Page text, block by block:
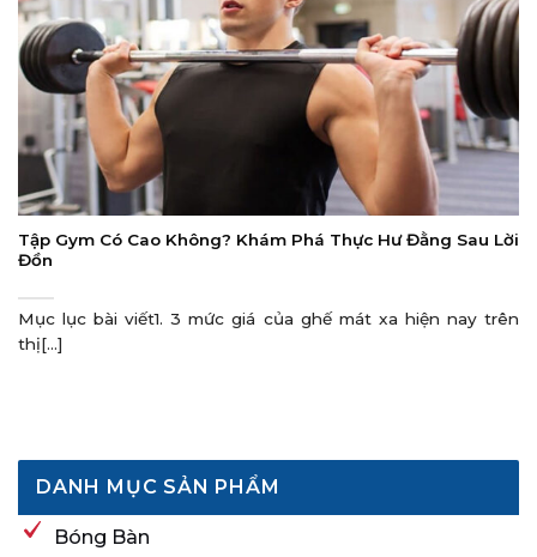
Tập Gym Có Cao Không? Khám Phá Thực Hư Đằng Sau Lời
Đồn
Mục lục bài viết1. 3 mức giá của ghế mát xa hiện nay trên
thị[...]
DANH MỤC SẢN PHẨM
Bóng Bàn